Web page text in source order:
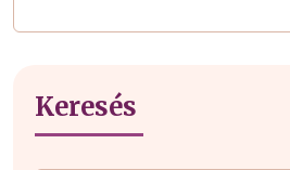
Keresés